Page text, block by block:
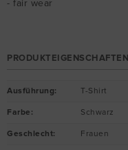
- fair wear
PRODUKTEIGENSCHAFTEN
Ausführung: T-Shirt
Farbe : Schwarz
Geschlecht: Frauen